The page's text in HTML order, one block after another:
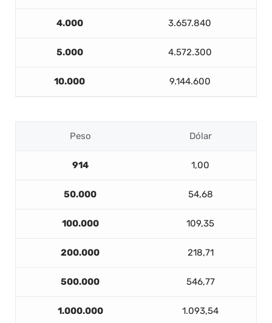
4.000 3.657.840
5.000 4.572.300
10.000 9.144.600
Peso Dólar
914 1,00
50.000 54,68
100.000 109,35
200.000 218,71
500.000 546,77
1.000.000 1.093,54